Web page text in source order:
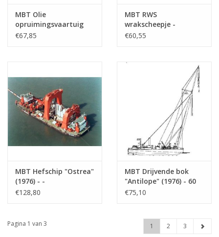
MBT Olie
opruimingsvaartuig
Oilcrab (1990) -
€67,85
MBT RWS
wrakscheepje -
Bouwtekening Schaal 1
€60,55
MBT Hefschip "Ostrea"
(1976) - -
Bouwtekening Schaal 1
€128,80
MBT Drijvende bok
"Antilope" (1976) - 60
ton - Bouwtekening
€75,10
Pagina 1 van 3 1 2 3